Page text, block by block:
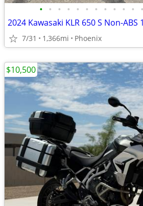
• • • • • • • • • • • •
2024 Kawasaki KLR 650 S Non-ABS
7/31 1,366mi Phoenix
$10,500